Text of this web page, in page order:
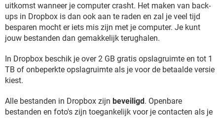
uitkomst wanneer je computer crasht. Het maken van back-
ups in Dropbox is dan ook aan te raden en zal je veel tijd
besparen mocht er iets mis zijn met je computer. Je kunt
jouw bestanden dan gemakkelijk terughalen.
In Dropbox beschik je over 2 GB gratis opslagruimte en tot 1
TB of onbeperkte opslagruimte als je voor de betaalde versie
kiest.
Alle bestanden in Dropbox zijn beveiligd. Openbare
bestanden en foto's zijn toegankelijk voor je contacten als je